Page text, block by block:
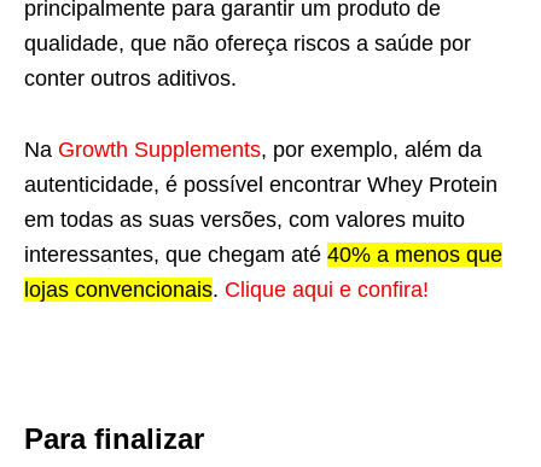
principalmente para garantir um produto de
qualidade, que não ofereça riscos a saúde por
conter outros aditivos.
Na Growth Supplements, por exemplo, além da
autenticidade, é possível encontrar Whey Protein
em todas as suas versões, com valores muito
interessantes, que chegam até 40% a menos que
lojas convencionais. Clique aqui e confira!
Para finalizar